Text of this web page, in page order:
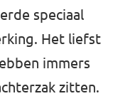
speciaal
Het liefst
immers
zitten.